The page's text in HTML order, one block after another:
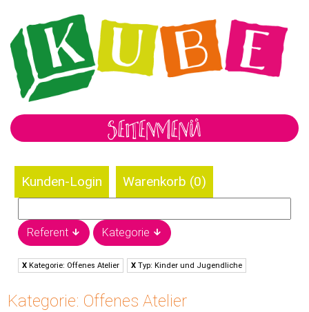
SEITENMENÜ
Kunden-Login Warenkorb (0)
Referent Kategorie
X Kategorie: Offenes Atelier X Typ: Kinder und Jugendliche
Kategorie: Offenes Atelier